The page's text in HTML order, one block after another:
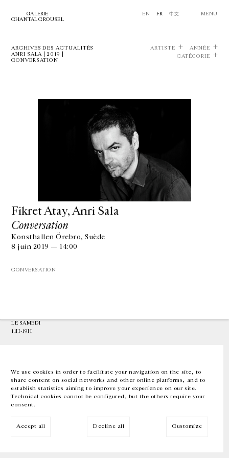
We use cookies in order to facilitate your navigation on the site, to
share content on social networks and other online platforms, and to
establish statistics aiming to improve your experience on our site.
Technical cookies cannot be configured, but the others require your
consent.
Accept all Decline all Customize
GALERIE
CHANTAL CROUSEL
EN FR 中文 MENU
ARCHIVES DES ACTUALITÉS
ANRI SALA | 2019 |
CONVERSATION
ARTISTE
ANNÉE
CATÉGORIE
Fikret Atay, Anri Sala
Conversation
Konsthallen Örebro, Suède
8 juin 2019 — 14:00
CONVERSATION
GALERIE CHANTAL CROUSEL
T.+33 1 42 77 38 87
LE SAMEDI
11H-19H
EN FR 中文 Facebook Instagram
Inscrivez-vous à notre newsletter